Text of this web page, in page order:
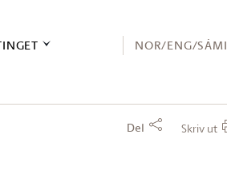
NOR/ENG/SÁMI
Del Skriv ut